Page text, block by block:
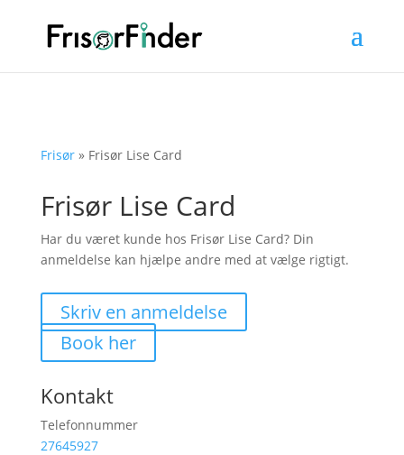
Frisør» Frisør Lise Card
Frisør Lise Card
Har du været kunde hos Frisør Lise Card? Din
anmeldelse kan hjælpe andre med at vælge rigtigt.
Skriv en anmeldelse
Book her
Kontakt
Telefonnummer
27645927